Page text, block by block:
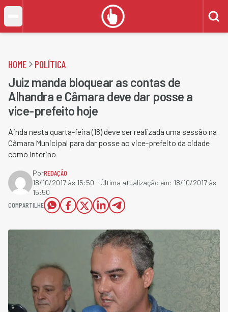
HOME POLÍTICA
Juiz manda bloquear as contas de
Alhandra e Câmara deve dar posse a
vice-prefeito hoje
Ainda nesta quarta-feira (18) deve ser realizada uma sessão na
Câmara Municipal para dar posse ao vice-prefeito da cidade
como interino
PorREDAÇÃO
18/10/2017 às 15:50 - Última atualização em: 18/10/2017 às
15:50
COMPARTILHE